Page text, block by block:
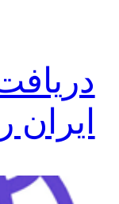
ایران